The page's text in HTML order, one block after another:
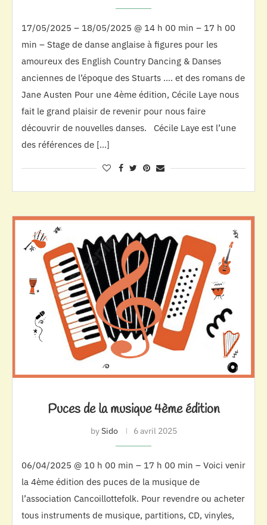
17/05/2025 – 18/05/2025 @ 14 h 00 min – 17 h 00
min – Stage de danse anglaise à figures pour les
amoureux des English Country Dancing & Danses
anciennes de l’époque des Stuarts …. et des romans de
Jane Austen Pour une 4ème édition, Cécile Laye nous
fait le grand plaisir de revenir pour nous faire
découvrir de nouvelles danses. Cécile Laye est l’une
des références de […]
Puces de la musique 4ème édition
bySido 6 avril 2025
06/04/2025 @ 10 h 00 min – 17 h 00 min – Voici venir
la 4ème édition des puces de la musique de
l’association Cancoillottefolk. Pour revendre ou acheter
tous instruments de musique, partitions, CD, vinyles,